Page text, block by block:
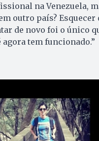
na Venezuela,
outro país? Esquecer
de novo foi o único
agora tem funcionado.”